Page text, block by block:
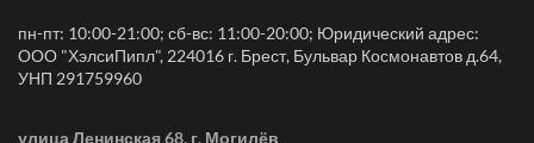
пн-пт: 10:00-21:00; сб-вс: 11:00-20:00; Юридический адрес:
ООО "ХэлсиПипл", 224016 г. Брест, Бульвар Космонавтов д.64,
УНП 291759960
улица Ленинская 68, г. Могилёв